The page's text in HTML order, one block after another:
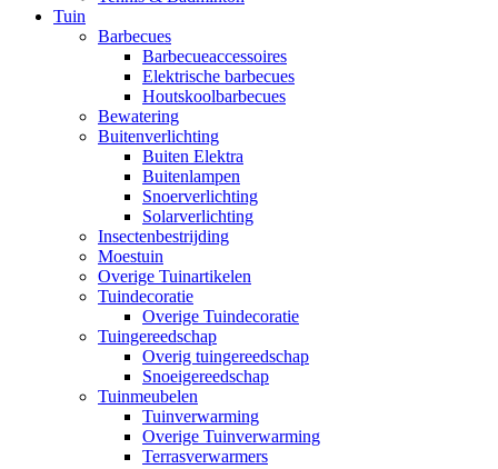
Tuin
Barbecues
Barbecueaccessoires
Elektrische barbecues
Houtskoolbarbecues
Bewatering
Buitenverlichting
Buiten Elektra
Buitenlampen
Snoerverlichting
Solarverlichting
Insectenbestrijding
Moestuin
Overige Tuinartikelen
Tuindecoratie
Overige Tuindecoratie
Tuingereedschap
Overig tuingereedschap
Snoeigereedschap
Tuinmeubelen
Tuinverwarming
Overige Tuinverwarming
Terrasverwarmers